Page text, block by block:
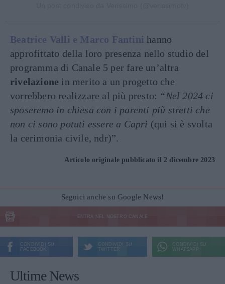
Beatrice Valli e Marco Fantini hanno
approfittato della loro presenza nello studio del
programma di Canale 5 per fare un’altra
rivelazione in merito a un progetto che
vorrebbero realizzare al più presto: “Nel 2024 ci
sposeremo in chiesa con i parenti più stretti che
non ci sono potuti essere a Capri (qui si è svolta
la cerimonia civile, ndr)”.
Articolo originale pubblicato il 2 dicembre 2023
Seguici anche su Google News!
ENTRA NEL NOSTRO CANALE
CONDIVIDI SU
FACEBOOK
CONDIVIDI SU
TWITTER
CONDIVIDI SU
WHATSAPP
Ultime News